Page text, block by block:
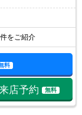
をご紹介
料
店予約 無料